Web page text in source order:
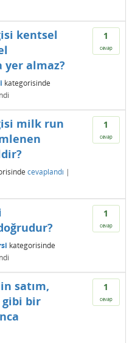
1
cevap
kentsel
yer almaz?
kategorisinde
1
cevap
milk run
cevaplandı |
1
cevap
kategorisinde
1
cevap
satım,
gibi bir